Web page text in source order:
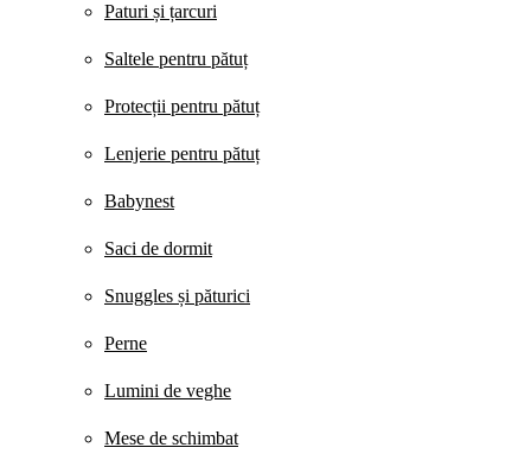
Paturi și țarcuri
Saltele pentru pătuț
Protecții pentru pătuț
Lenjerie pentru pătuț
Babynest
Saci de dormit
Snuggles și păturici
Perne
Lumini de veghe
Mese de schimbat